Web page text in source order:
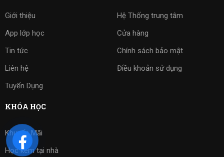
Giới thiệu
App lớp học
Tin tức
Liên hệ
Tuyển Dụng
Hệ Thống trung tâm
Cửa hàng
Chính sách bảo mật
Điều khoản sử dụng
KHÓA HỌC
Khuyến Mãi
Học kèm tại nhà